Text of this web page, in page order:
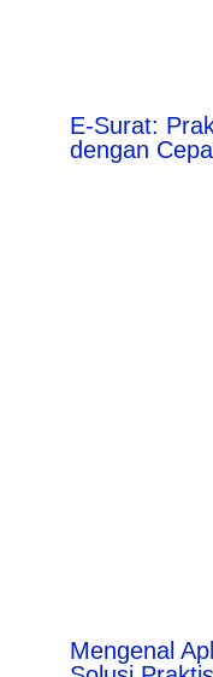
E-Surat:
dengan
Mengenal